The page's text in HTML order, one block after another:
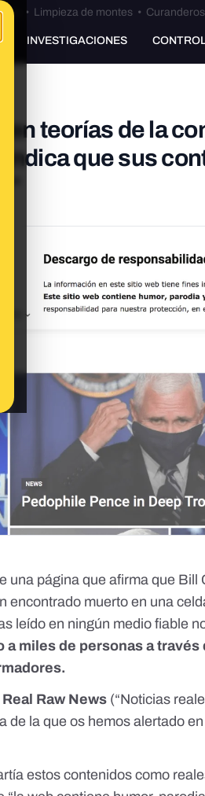
• Limpieza de montes•
INVESTIGACIONES
teorías de la
indica que sus
una página que afirma que Bill
encontrado muerto en una
leído en ningún medio fiable
a miles de personas a través
Real Raw News (“Noticias
de la que os hemos alertado
estos contenidos como